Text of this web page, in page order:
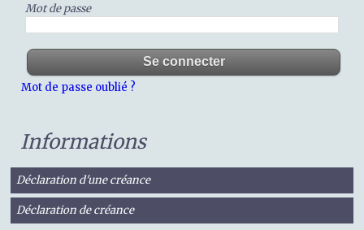
Mot de passe
Mot de passe oublié ?
Informations
Déclaration d'une créance
Déclaration de créance